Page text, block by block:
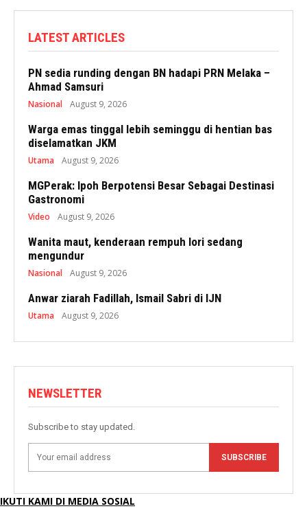
LATEST ARTICLES
PN sedia runding dengan BN hadapi PRN Melaka –
Ahmad Samsuri
Nasional August 9, 2026
Warga emas tinggal lebih seminggu di hentian bas
diselamatkan JKM
Utama August 9, 2026
MGPerak: Ipoh Berpotensi Besar Sebagai Destinasi
Gastronomi
Video August 9, 2026
Wanita maut, kenderaan rempuh lori sedang
mengundur
Nasional August 9, 2026
Anwar ziarah Fadillah, Ismail Sabri di IJN
Utama August 9, 2026
NEWSLETTER
Subscribe to stay updated.
SUBSCRIBE
IKUTI KAMI DI MEDIA SOSIAL